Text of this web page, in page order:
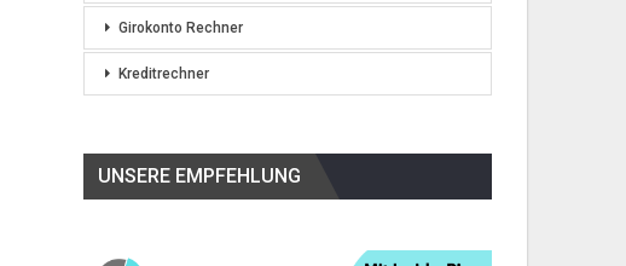
Girokonto Rechner
Kreditrechner
UNSERE EMPFEHLUNG